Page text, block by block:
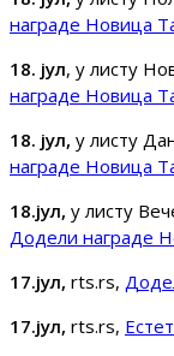
награде Новица
18. јул, у листу
награде Новица
18. јул, у листу
награде Новица
18.јул, у листу
Додели награде
17.јул, rts.rs,
17.јул, rts.rs,